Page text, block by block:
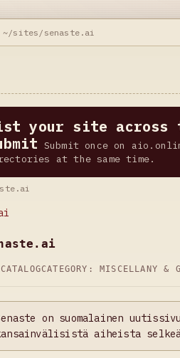
~/sites/senaste.ai
your site across
Submit once on
at the same time.
CATEGORY: MISCELLANY &
on suomalainen
aiheista